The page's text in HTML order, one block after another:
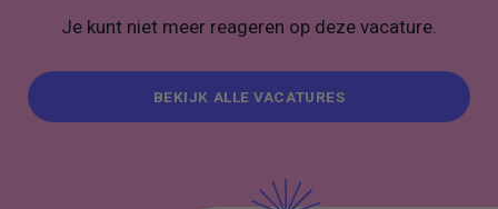
Je kunt niet meer reageren op deze vacature.
BEKIJK ALLE VACATURES